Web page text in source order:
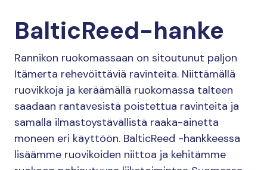
BalticReed-hanke
Rannikon ruokomassaan on sitoutunut paljon
Itämerta rehevöittäviä ravinteita. Niittämällä
ruovikkoja ja keräämällä ruokomassa talteen
saadaan rantavesistä poistettua ravinteita ja
samalla ilmastoystävällistä raaka-ainetta
moneen eri käyttöön. BalticReed -hankkeessa
lisäämme ruovikoiden niittoa ja kehitämme